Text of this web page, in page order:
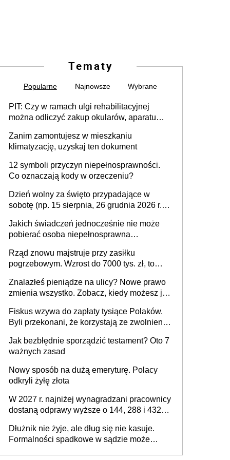
Tematy
Popularne Najnowsze Wybrane
PIT: Czy w ramach ulgi rehabilitacyjnej
można odliczyć zakup okularów, aparatu
Zanim zamontujesz w mieszkaniu
klimatyzację, uzyskaj ten dokument
12 symboli przyczyn niepełnosprawności.
Co oznaczają kody w orzeczeniu?
Dzień wolny za święto przypadające w
sobotę (np. 15 sierpnia, 26 grudnia 2026 r.) –
pracodawcy (sektor prywatny i administracja
publiczna), najczęstsze pytania
Jakich świadczeń jednocześnie nie może
pobierać osoba niepełnosprawna
Rząd znowu majstruje przy zasiłku
pogrzebowym. Wzrost do 7000 tys. zł, to
Znalazłeś pieniądze na ulicy? Nowe prawo
zmienia wszystko. Zobacz, kiedy możesz je
Fiskus wzywa do zapłaty tysiące Polaków.
Byli przekonani, że korzystają ze zwolnienia
Jak bezbłędnie sporządzić testament? Oto 7
ważnych zasad
Nowy sposób na dużą emeryturę. Polacy
odkryli żyłę złota
W 2027 r. najniżej wynagradzani pracownicy
dostaną odprawy wyższe o 144, 288 i 432
Dłużnik nie żyje, ale dług się nie kasuje.
Formalności spadkowe w sądzie może